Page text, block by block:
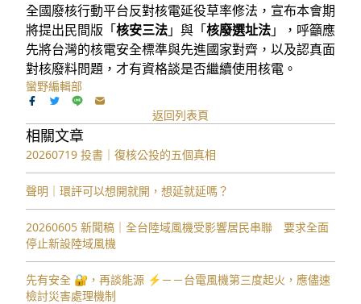
全國廢核行動平台反對核電延役草率修法，宣布本會期
將提出民間版「核安三法」與「核廢選址法」，呼籲應
先將台灣的核電安全標準與先進國家對齊，以及認真面
對核廢料問題，才有資格談是否繼續使用核電。
蠻野編輯部
返回列表頁
相關文章
20260719 投書｜復核公投的五個真相
聲明｜環評可以想開就開，想延就延嗎？
20260605 新聞稿｜全台陸域風機受影響居民串聯 要求全面
停止新設陸域風機
先有安全 🔐，再談能源 ⚡️－－台電風機第三度起火，應儘速
檢討災害處理機制